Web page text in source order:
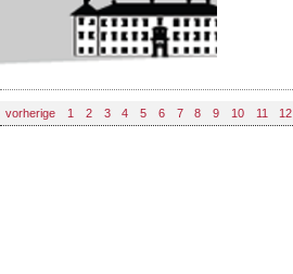
vorherige 1 2 3 4 5 6 7 8 9 10 11 12